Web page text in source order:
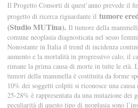
Il Progetto Consorti di quest’anno prevede il
progetto di ricerca riguardante il tumore
(Studio MUTina). Il tumore della
comune neoplasia diagnosticata nel sesso
Nonostante in Italia il trend di incidenza
aumento e la mortalità in progressivo calo, il
rimane la prima causa di morte in tutte le età.
tumori della mammella è costituita da forme
10% dei soggetti colpiti si riconosce una
25-28% è rappresentata da una mutazione dei
peculiarità di questo tipo di neoplasia sono